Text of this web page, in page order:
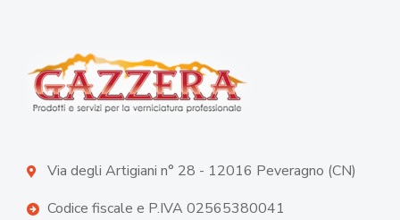
Via degli Artigiani n° 28 - 12016 Peveragno (CN)
Codice fiscale e P.IVA 02565380041